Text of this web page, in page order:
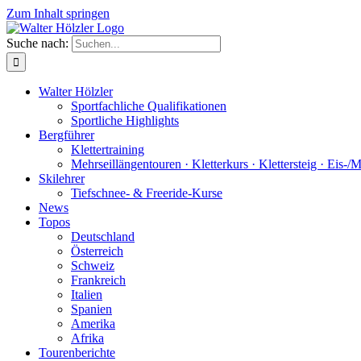
Zum Inhalt springen
Suche nach:
Walter Hölzler
Sportfachliche Qualifikationen
Sportliche Highlights
Bergführer
Klettertraining
Mehrseil­längen­touren · Kletterkurs · Klettersteig · Eis-/
Skilehrer
Tiefschnee- & Freeride-Kurse
News
Topos
Deutschland
Österreich
Schweiz
Frankreich
Italien
Spanien
Amerika
Afrika
Tourenberichte